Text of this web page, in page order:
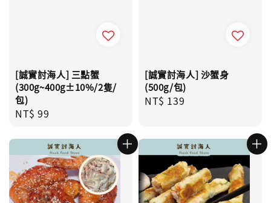
[誠實討海人] 三點蟹
(300g~400g±10%/2隻/
包)
Regular
NT$ 99
[誠實討海人] 沙蟹身
(500g/包)
Regular
NT$ 139